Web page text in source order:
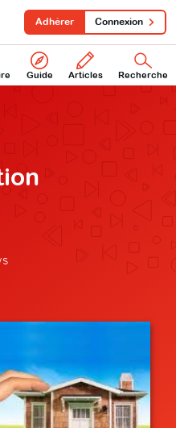
Guide Articles Recherche
Adhérer Connexion